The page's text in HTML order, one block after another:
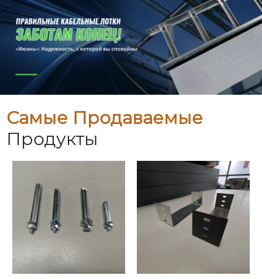
Самые Продаваемые
Продукты